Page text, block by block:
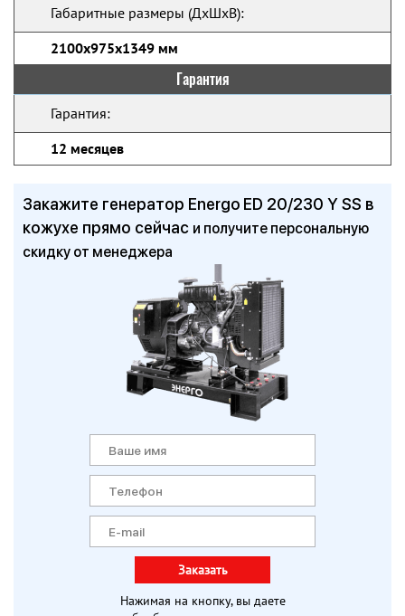
Габаритные размеры (ДхШхВ):
2100x975x1349 мм
Гарантия
Гарантия:
12 месяцев
Закажите генератор Energo ED 20/230 Y SS в
кожухе прямо сейчас и получите персональную
скидку от менеджера
Заказать
Нажимая на кнопку, вы даете